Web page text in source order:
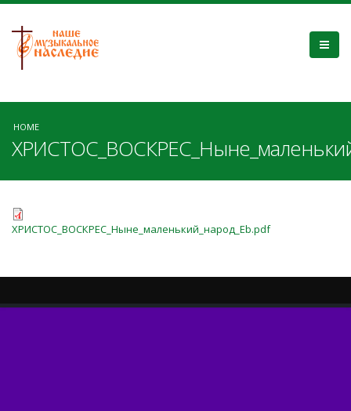
HOME
ХРИСТОС_ВОСКРЕС_Ныне_маленький_народ_Eb.pdf